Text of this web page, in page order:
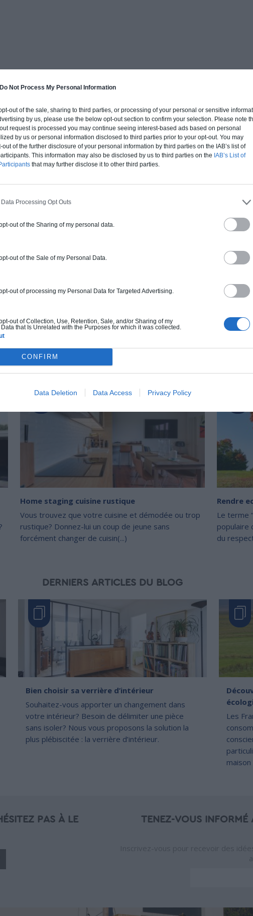
Do Not Process My Personal Information
out of the sale, sharing to third parties, or processing of your personal or sensitive
by us, please use the below opt-out section to confirm your selection. Please note
request is processed you may continue seeing interest-based ads based on personal
by us or personal information disclosed to third parties prior to your opt-out. You may
of the further disclosure of your personal information by third parties on the IAB’s list of
This information may also be disclosed by us to third parties on the IAB’s List of
that may further disclose it to other third parties.
Processing Opt Outs
out of the Sharing of my personal data.
out of the Sale of my Personal Data.
out of processing my Personal Data for Targeted Advertising.
out of Collection, Use, Retention, Sale, and/or Sharing of my
that Is Unrelated with the Purposes for which it was collected.
CONFIRM
Data Deletion Data Access Privacy Policy
AUTRES ARTICLES SUR LE MÊME SUJET
Avouons-le ! On n’aime pas particulièrement une
Si
ARTICLES QUI POURRAIENT AUSSI VOUS INTÉRESSER
Home staging cuisine rustique
Vous trouvez que votre cuisine et démodée ou trop
rustique? Donnez-lui un coup de jeune sans
forcément changer de cuisin(...)
Rendre
Le terme
populaire
du
DERNIERS ARTICLES DU BLOG
Bien choisir sa verrière d’intérieur
Souhaitez-vous apporter un changement dans
votre intérieur? Besoin de délimiter une pièce
sans isoler? Nous vous proposons la solution la
plus plébiscitée : la verrière d’intérieur.
Les
PAS À LE
TENEZ-VOUS INFORMÉ